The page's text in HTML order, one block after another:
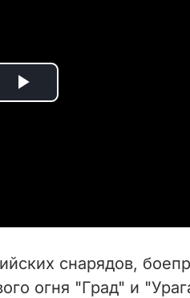
P
i
снарядов,
огня "Град" и